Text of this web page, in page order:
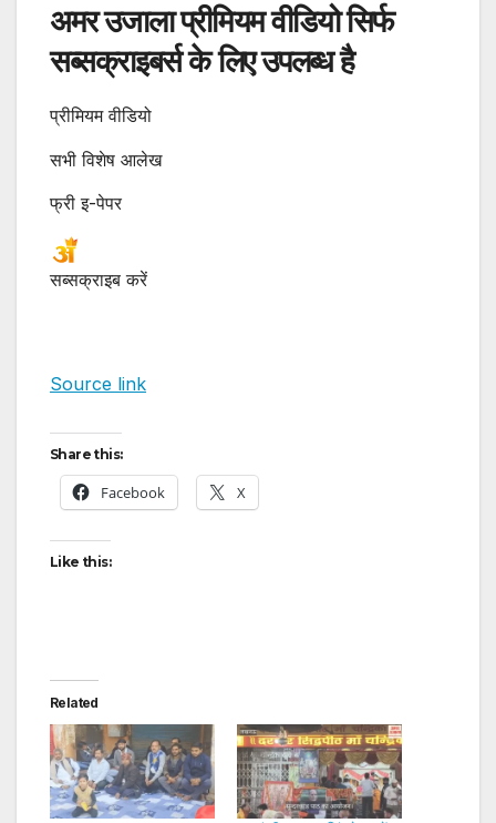
अमर उजाला प्रीमियम वीडियो सिर्फ
सब्सक्राइबर्स के लिए उपलब्ध है
प्रीमियम वीडियो
सभी विशेष आलेख
फ्री इ-पेपर
सब्सक्राइब करें
Source link
Share this:
Facebook X
Like this:
Related